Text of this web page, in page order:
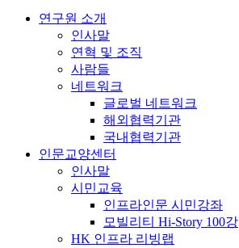
연구원 소개
인사말
연혁 및 조직
사람들
네트워크
글로벌 네트워크
해외협력기관
국내협력기관
인문교양센터
인사말
시민교육
인프라인문 시민강좌
모빌리티 Hi-Story 100강
HK 인프라 리빙랩